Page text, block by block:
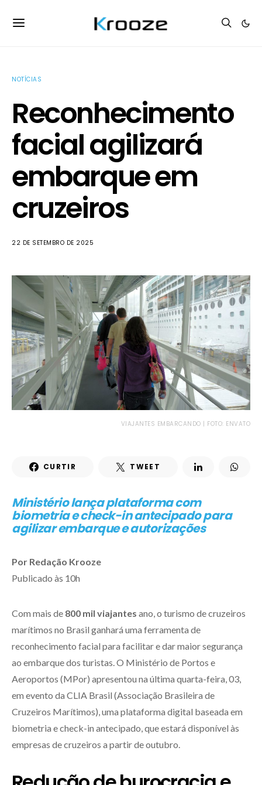
NOTÍCIAS
Reconhecimento
facial agilizará
embarque em
cruzeiros
22 DE SETEMBRO DE 2025
VIAJANTES EMBARCANDO | FOTO: ENVATO
CURTIR TWEET
Ministério lança plataforma com
biometria e check-in antecipado para
agilizar embarque e autorizações
Por Redação Krooze
Publicado às 10h
Com mais de 800 mil viajantes ano, o turismo de cruzeiros
marítimos no Brasil ganhará uma ferramenta de
reconhecimento facial para facilitar e dar maior segurança
ao embarque dos turistas. O Ministério de Portos e
Aeroportos (MPor) apresentou na última quarta-feira, 03,
em evento da CLIA Brasil (Associação Brasileira de
Cruzeiros Marítimos), uma plataforma digital baseada em
biometria e check-in antecipado, que estará disponível às
empresas de cruzeiros a partir de outubro.